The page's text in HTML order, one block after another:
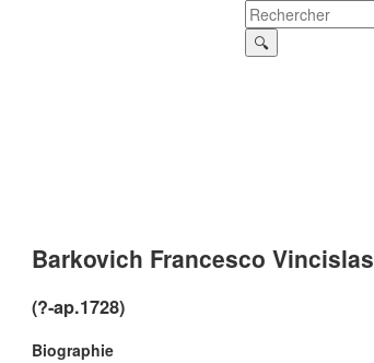
Barkovich Francesco Vincislas
(?-ap.1728)
Biographie